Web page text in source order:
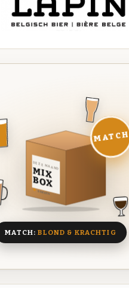
DEZE MAAND
MIX
BOX
8 BIEREN
MATCH
MATCH:BLOND & KRACHTIG